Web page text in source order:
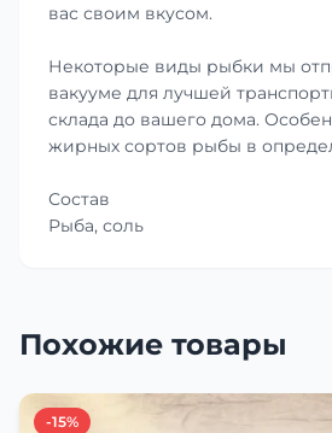
вас своим вкусом.
Некоторые виды рыбки мы
вакууме для лучшей
склада до вашего дома.
жирных сортов рыбы в
Состав
Рыба, соль
Похожие товары
-15%